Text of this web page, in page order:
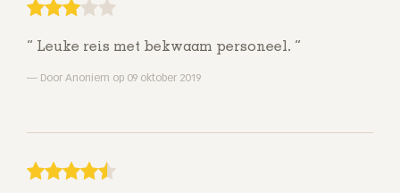
Leuke reis met bekwaam personeel.
Door Anoniem op 09 oktober 2019